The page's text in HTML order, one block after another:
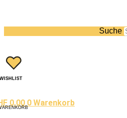
Suche
WISHLIST
0.00 0 Warenkorb